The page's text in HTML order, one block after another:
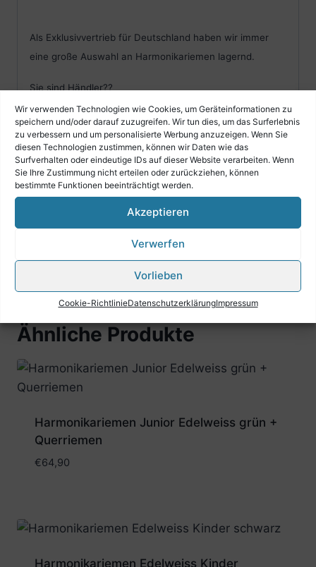
Wir verwenden Technologien wie Cookies, um Geräteinformationen zu
speichern und/oder darauf zuzugreifen. Wir tun dies, um das Surferlebnis
zu verbessern und um personalisierte Werbung anzuzeigen. Wenn Sie
diesen Technologien zustimmen, können wir Daten wie das
Surfverhalten oder eindeutige IDs auf dieser Website verarbeiten. Wenn
Sie Ihre Zustimmung nicht erteilen oder zurückziehen, können
bestimmte Funktionen beeinträchtigt werden.
Akzeptieren
Verwerfen
Vorlieben
Cookie-RichtlinieDatenschutzerklärungImpressum
Als Exklusivvertrieb für Deutschland haben wir immer
eine große Auswahl an Harmonikariemen lagernd.
Sie sind Händler??
Dann kontaktieren Sie uns bitte.
Wir lassen ihnen eine Händlerpreisliste zukommen.
Rufen Sie uns an wir beraten Sie gerne!
Ähnliche Produkte
Harmonikariemen Junior Edelweiss grün +
Querriemen
€64,90
Harmonikariemen Edelweiss Kinder